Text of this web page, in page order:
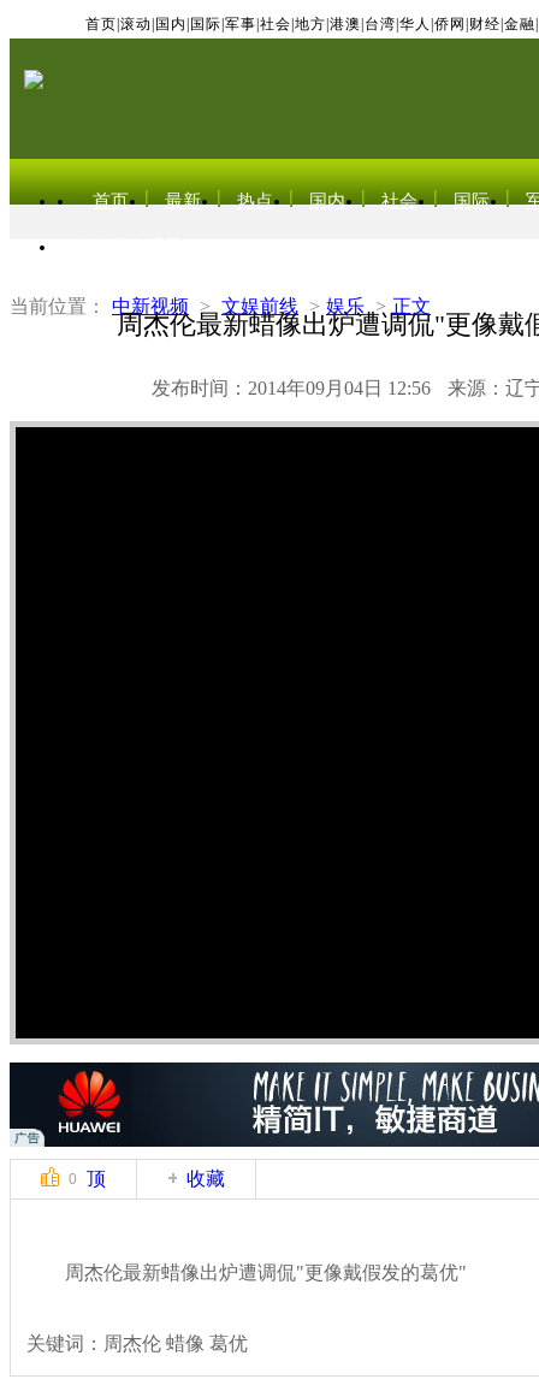
首页 滚动 国内 国际 军事 社会 地方 港澳 台湾 华人 侨网 财经 金融
首页 最新 热点 国内 社会 国际
当前位置： 中新视频 > 文娱前线 > 娱乐 > 正文
周杰伦最新蜡像出炉遭调侃"更像戴
发布时间：2014年09月04日 12:56 来源：辽
0 顶 收藏
周杰伦最新蜡像出炉遭调侃"更像戴假发的葛优"
关键词：周杰伦 蜡像 葛优